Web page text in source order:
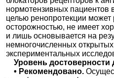
нормотензивных пациентов
целью ренопротекции может
осторожностью, не имеет
и лишь основывается на
немногочисленных открытых
экспериментальных
Уровень достоверности
• Рекомендовано.